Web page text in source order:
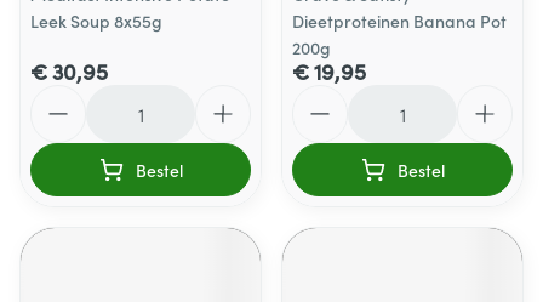
Leek Soup 8x55g
€ 30,95
Bestel
Dieetproteinen Banana Pot
200g
€ 19,95
Bestel